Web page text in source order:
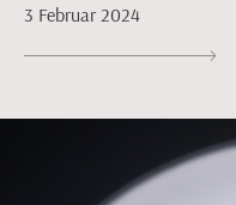
3 Februar 2024